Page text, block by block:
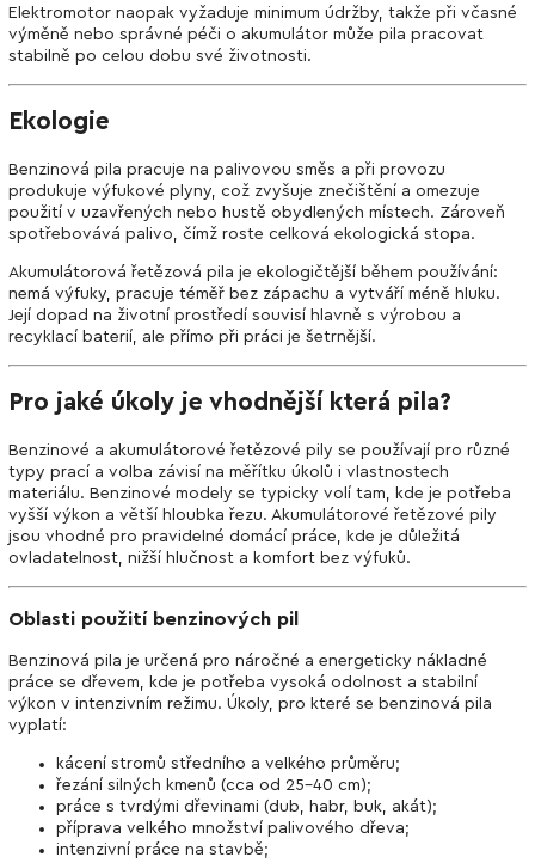
Elektromotor naopak vyžaduje minimum údržby, takže při včasné
výměně nebo správné péči o akumulátor může pila pracovat
stabilně po celou dobu své životnosti.
Ekologie
Benzinová pila pracuje na palivovou směs a při provozu
produkuje výfukové plyny, což zvyšuje znečištění a omezuje
použití v uzavřených nebo hustě obydlených místech. Zároveň
spotřebovává palivo, čímž roste celková ekologická stopa.
Akumulátorová řetězová pila je ekologičtější během používání:
nemá výfuky, pracuje téměř bez zápachu a vytváří méně hluku.
Její dopad na životní prostředí souvisí hlavně s výrobou a
recyklací baterií, ale přímo při práci je šetrnější.
Pro jaké úkoly je vhodnější která pila?
Benzinové a akumulátorové řetězové pily se používají pro různé
typy prací a volba závisí na měřítku úkolů i vlastnostech
materiálu. Benzinové modely se typicky volí tam, kde je potřeba
vyšší výkon a větší hloubka řezu. Akumulátorové řetězové pily
jsou vhodné pro pravidelné domácí práce, kde je důležitá
ovladatelnost, nižší hlučnost a komfort bez výfuků.
Oblasti použití benzinových pil
Benzinová pila je určená pro náročné a energeticky nákladné
práce se dřevem, kde je potřeba vysoká odolnost a stabilní
výkon v intenzivním režimu. Úkoly, pro které se benzinová pila
vyplatí:
kácení stromů středního a velkého průměru;
řezání silných kmenů (cca od 25–40 cm);
práce s tvrdými dřevinami (dub, habr, buk, akát);
příprava velkého množství palivového dřeva;
intenzivní práce na stavbě;